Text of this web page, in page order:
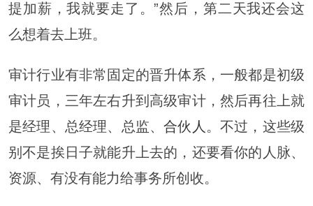
提加薪，我就要走了。”然后，第二天我还会这
么想着去上班。
审计行业有非常固定的晋升体系，一般都是初级
审计员，三年左右升到高级审计，然后再往上就
是经理、总经理、总监、合伙人 。不过，这些级
别不是挨日子就能升上去的，还要看你的人脉、
资源、有没有能力给事务所创收。